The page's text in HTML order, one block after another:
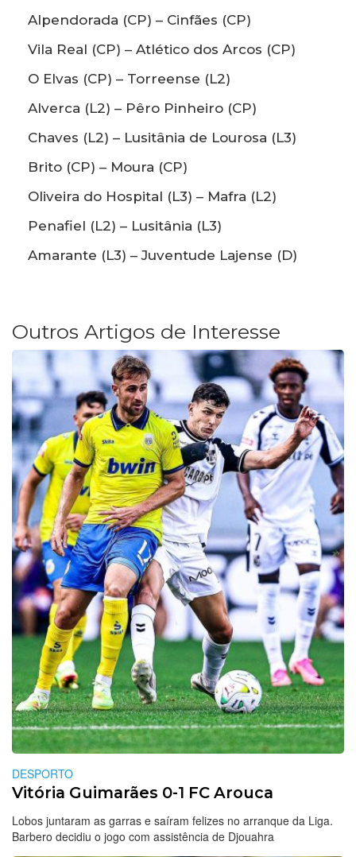
Alpendorada (CP) – Cinfães (CP)
Vila Real (CP) – Atlético dos Arcos (CP)
O Elvas (CP) – Torreense (L2)
Alverca (L2) – Pêro Pinheiro (CP)
Chaves (L2) – Lusitânia de Lourosa (L3)
Brito (CP) – Moura (CP)
Oliveira do Hospital (L3) – Mafra (L2)
Penafiel (L2) – Lusitânia (L3)
Amarante (L3) – Juventude Lajense (D)
Outros Artigos de Interesse
DESPORTO
Vitória Guimarães 0-1 FC Arouca
Lobos juntaram as garras e saíram felizes no arranque da Liga.
Barbero decidiu o jogo com assistência de Djouahra